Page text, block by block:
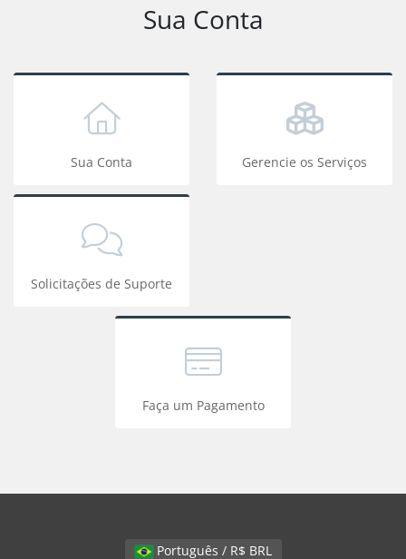
Sua Conta
Sua Conta Gerencie os Serviços
Solicitações de Suporte
Faça um Pagamento
Português / R$ BRL